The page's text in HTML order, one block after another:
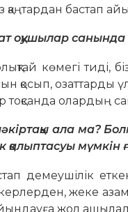
қаңтардан бастап
оқушылар санында
көмегі тиді,
қосып, озаттарды
тоқсанда олардың
ала ма?
қалыптасуы мүмкін
демеушілік
жеке
жол